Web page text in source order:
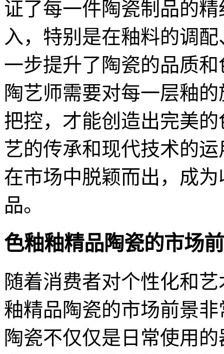
证了每一件陶瓷制品的
入，特别是在釉料的调
一步提升了陶瓷的品质
陶艺师需要对每一层釉
把控，才能创造出完美
艺的传承和现代技术的
在市场中脱颖而出，成
品。
色釉釉精品陶瓷的市场
随着消费者对个性化和
釉精品陶瓷的市场前景
陶瓷不仅仅是日常使用